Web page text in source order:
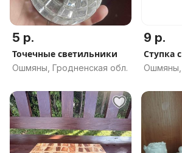
5 р.
Точечные светильники
Ошмяны, Гродненская обл.
9 р.
Ступка
Ошмяны,